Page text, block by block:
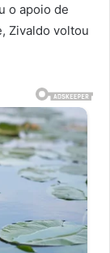
o apoio de
Zivaldo voltou